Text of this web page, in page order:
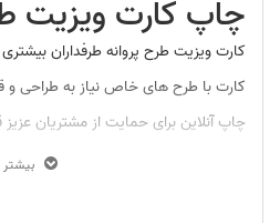
چاپ کارت ویزیت
کارت ویزیت طرح پروانه طرفداران
کارت با طرح های خاص نیاز به طراحی
چاپ آنلاین برای حمایت از مشتریان عزیز
است و نیازی به پرداخت هزینه اضافی
بیشتر